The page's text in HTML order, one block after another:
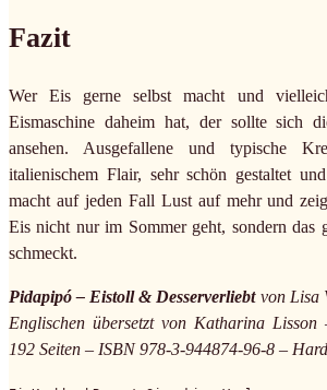
Fazit
Wer Eis gerne selbst macht und
Eismaschine daheim hat, der sollte sich
ansehen. Ausgefallene und typische
italienischem Flair, sehr schön gestaltet
macht auf jeden Fall Lust auf mehr und
Eis nicht nur im Sommer geht, sondern das
schmeckt.
Pidapipó – Eistoll & Desserverliebtvon Lisa
Englischen übersetzt von Katharina Lisson
192 Seiten – ISBN 978-3-944874-96-8 –